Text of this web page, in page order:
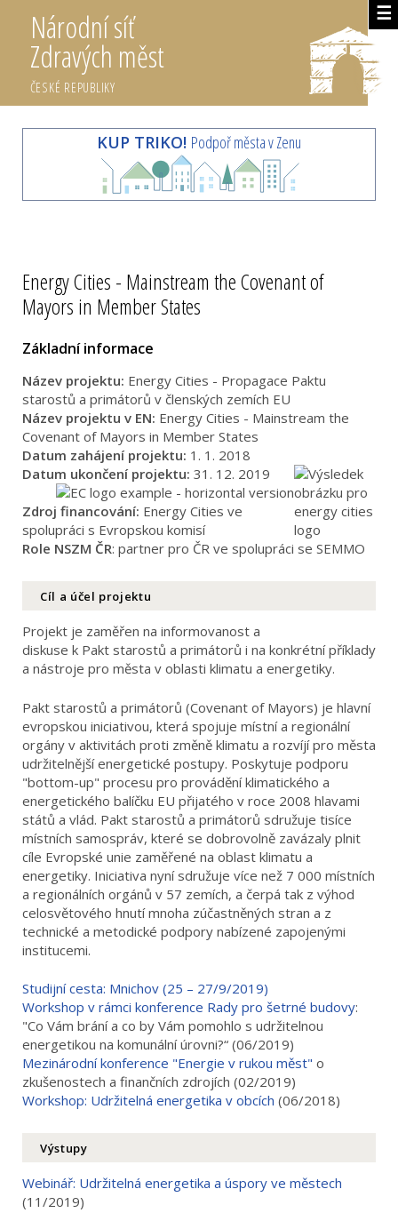
☰
Národní síť
Zdravých měst
ČESKÉ REPUBLIKY
KUP TRIKO! Podpoř města v Zenu
Energy Cities - Mainstream the Covenant of
Mayors in Member States
Základní informace
Název projektu: Energy Cities - Propagace Paktu
starostů a primátorů v členských zemích EU
Název projektu v EN: Energy Cities - Mainstream the
Covenant of Mayors in Member States
Datum zahájení projektu: 1. 1. 2018
Datum ukončení projektu: 31. 12. 2019
Zdroj financování: Energy Cities ve
spolupráci s Evropskou komisí
Role NSZM ČR: partner pro ČR ve spolupráci se SEMMO
Cíl a účel projektu
Projekt je zaměřen na informovanost a
diskuse k Pakt starostů a primátorů i na konkrétní příklady
a nástroje pro města v oblasti klimatu a energetiky.
Pakt starostů a primátorů (Covenant of Mayors) je hlavní
evropskou iniciativou, která spojuje místní a regionální
orgány v aktivitách proti změně klimatu a rozvíjí pro města
udržitelnější energetické postupy. Poskytuje podporu
"bottom-up" procesu pro provádění klimatického a
energetického balíčku EU přijatého v roce 2008 hlavami
států a vlád. Pakt starostů a primátorů sdružuje tisíce
místních samospráv, které se dobrovolně zavázaly plnit
cíle Evropské unie zaměřené na oblast klimatu a
energetiky. Iniciativa nyní sdružuje více než 7 000 místních
a regionálních orgánů v 57 zemích, a čerpá tak z výhod
celosvětového hnutí mnoha zúčastněných stran a z
technické a metodické podpory nabízené zapojenými
institucemi.
Studijní cesta: Mnichov (25 – 27/9/2019)
Workshop v rámci konference Rady pro šetrné budovy:
"Co Vám brání a co by Vám pomohlo s udržitelnou
energetikou na komunální úrovni?“ (06/2019)
Mezinárodní konference "Energie v rukou měst" o
zkušenostech a finančních zdrojích (02/2019)
Workshop: Udržitelná energetika v obcích (06/2018)
Výstupy
Webinář: Udržitelná energetika a úspory ve městech
(11/2019)